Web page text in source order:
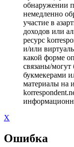
обнаружении
немедленно
участие в
доходов или
ресурс
и/или
какой форме
связаны/
букмекерами
материалы на
X
Ошибка